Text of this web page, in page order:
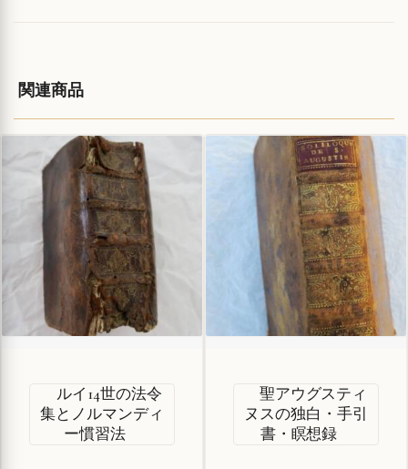
関連商品
ルイ14世の法令
集とノルマンディ
ー慣習法
聖アウグスティ
ヌスの独白・手引
書・瞑想録